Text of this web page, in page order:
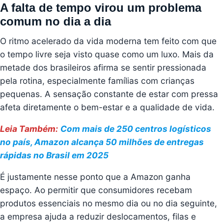
A falta de tempo virou um problema
comum no dia a dia
O ritmo acelerado da vida moderna tem feito com que
o tempo livre seja visto quase como um luxo. Mais da
metade dos brasileiros afirma se sentir pressionada
pela rotina, especialmente famílias com crianças
pequenas. A sensação constante de estar com pressa
afeta diretamente o bem-estar e a qualidade de vida.
Leia Também: Com mais de 250 centros logísticos
no país, Amazon alcança 50 milhões de entregas
rápidas no Brasil em 2025
É justamente nesse ponto que a Amazon ganha
espaço. Ao permitir que consumidores recebam
produtos essenciais no mesmo dia ou no dia seguinte,
a empresa ajuda a reduzir deslocamentos, filas e